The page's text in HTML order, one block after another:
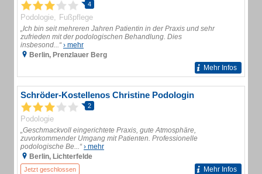
4
Podologie Fußpflege
„Ich bin seit mehreren Jahren Patientin in der Praxis und sehr
zufrieden mit der podologischen Behandlung. Dies
insbesond...“› mehr
Berlin, Prenzlauer Berg
Mehr Infos
Schröder-Kostellenos Christine Podologin
2
Podologie
„Geschmackvoll eingerichtete Praxis, gute Atmosphäre,
zuvorkommender Umgang mit Patienten. Professionelle
podologische Be...“› mehr
Berlin, Lichterfelde
Jetzt geschlossen Mehr Infos